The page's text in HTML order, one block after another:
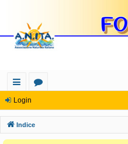
oll
eg
a
u
m
Login
Indice